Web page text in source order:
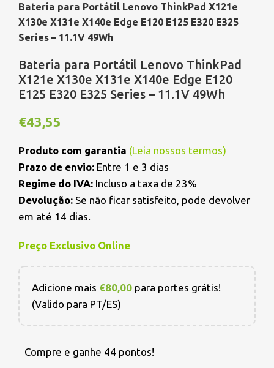
Bateria para Portátil Lenovo ThinkPad X121e
X130e X131e X140e Edge E120 E125 E320 E325
Series – 11.1V 49Wh
Bateria para Portátil Lenovo ThinkPad
X121e X130e X131e X140e Edge E120
E125 E320 E325 Series – 11.1V 49Wh
€43,55
Produto com garantia (Leia nossos termos)
Prazo de envio: Entre 1 e 3 dias
Regime do IVA: Incluso a taxa de 23%
Devolução: Se não ficar satisfeito, pode devolver
em até 14 dias.
Preço Exclusivo Online
Adicione mais €80,00 para portes grátis!
(Valido para PT/ES)
Compre e ganhe 44 pontos!